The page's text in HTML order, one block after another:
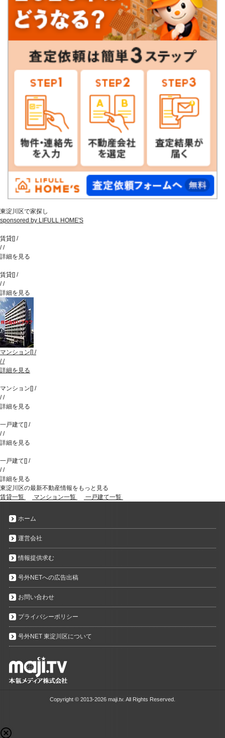
東淀川区で家探し
sponsored by LIFULL HOME'S
賃貸[] /
//
詳細を見る
賃貸[] /
//
詳細を見る
マンション [] /
//
詳細を見る
マンション [] /
//
詳細を見る
一戸建て [] /
//
詳細を見る
一戸建て [] /
//
詳細を見る
東淀川区の最新不動産情報をもっと見る
賃貸一覧
マンション一覧 一戸建て一覧
ホーム
運営会社
情報提供求む
号外NETへの広告出稿
お問い合わせ
プライバシーポリシー
号外NET 東淀川区について
Copyright © 2013-2026 maji.tv. All Rights Reserved.